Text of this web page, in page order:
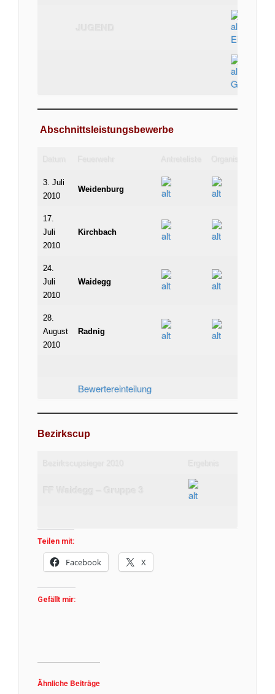
Einzel
Gruppe
Abschnittsleistungsbewerbe
3. Juli
2010
Weidenburg
17.
Juli
2010
Kirchbach
24.
Juli
2010
Waidegg
28.
August
2010
Radnig
Bewertereinteilung
Bezirkscup
Teilen mit:
Facebook X
Gefällt mir:
Ähnliche Beiträge